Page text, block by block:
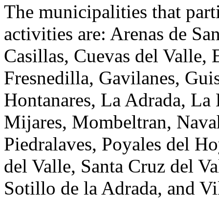
The municipalities that
activities are: Arenas de
Casillas, Cuevas del
Fresnedilla, Gavilanes,
Hontanares, La Adrada,
Mijares, Mombeltran,
Piedralaves, Poyales del
del Valle, Santa Cruz del
Sotillo de la Adrada, and